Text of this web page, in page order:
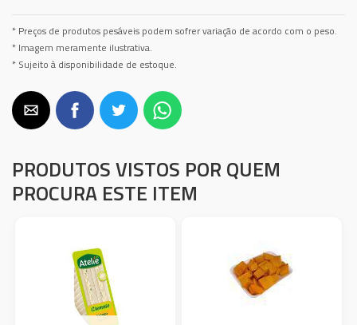
* Preços de produtos pesáveis podem sofrer variação de acordo com o peso.
* Imagem meramente ilustrativa.
* Sujeito à disponibilidade de estoque.
PRODUTOS VISTOS POR QUEM
PROCURA ESTE ITEM